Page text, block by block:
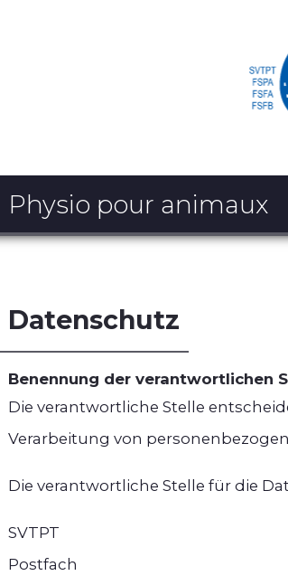
Physio pour animaux
Datenschutz
Benennung der verantwortlichen
Die verantwortliche Stelle
Verarbeitung von
Die verantwortliche Stelle für die
SVTPT
Postfach